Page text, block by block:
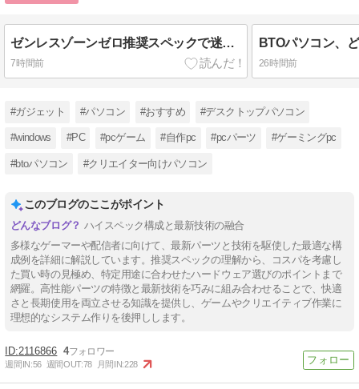
ゼンレスゾーンゼロ推奨スペックで迷ったら見るべき構成ガイド
7時間前
BTOパソコン、
26時間前
#ガジェット #パソコン #おすすめ #デスクトップパソコン
#windows #PC #pcゲーム #自作pc #pcパーツ #ゲーミングpc
#btoパソコン #クリエイター向けパソコン
このブログのここがポイント
ハイスペック構成と最新技術の融合
多様なゲーマーや配信者に向けて、最新パーツと技術を駆使した最適な構
成例を詳細に解説しています。推奨スペックの理解から、コスパを考慮し
た買い時の見極め、特定用途に合わせたハードウェア選びのポイントまで
網羅。高性能パーツの特徴と最新技術を巧みに組み合わせることで、快適
さと長期使用を両立させる知識を提供し、ゲームやクリエイティブ作業に
理想的なシステム作りを後押しします。
2116866 4
週間IN:56 週間OUT:78 月間IN:228